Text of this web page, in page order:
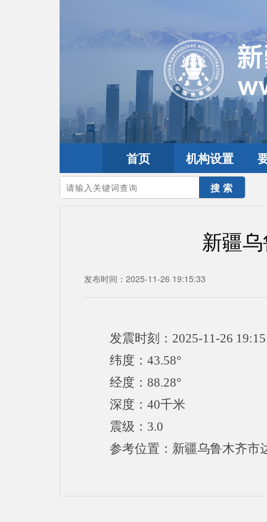
首页 机构设置
您的当前位置：首页>地震频道 新疆震讯
新疆
发布时间：2025-11-26 19:15:33
发震时刻：2025-11-26
纬度：43.58°
经度：88.28°
深度：40千米
震级：3.0
参考位置：新疆乌鲁木齐市